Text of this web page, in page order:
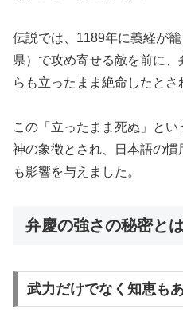
伝説では、1189年に義経が
県）で攻め寄せる敵を前に
らも立ったまま絶命したとさ
この「立ったまま死ぬ」と
神の象徴とされ、日本語の
も影響を与えました。
弁慶の強さの秘密と
武力だけでなく知恵も